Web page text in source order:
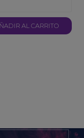
AL CARRITO